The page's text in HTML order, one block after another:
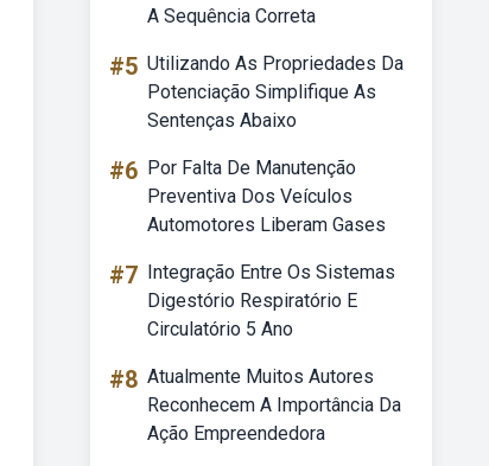
A Sequência Correta
#5 Utilizando As Propriedades Da
Potenciação Simplifique As
Sentenças Abaixo
#6 Por Falta De Manutenção
Preventiva Dos Veículos
Automotores Liberam Gases
#7 Integração Entre Os Sistemas
Digestório Respiratório E
Circulatório 5 Ano
#8 Atualmente Muitos Autores
Reconhecem A Importância Da
Ação Empreendedora